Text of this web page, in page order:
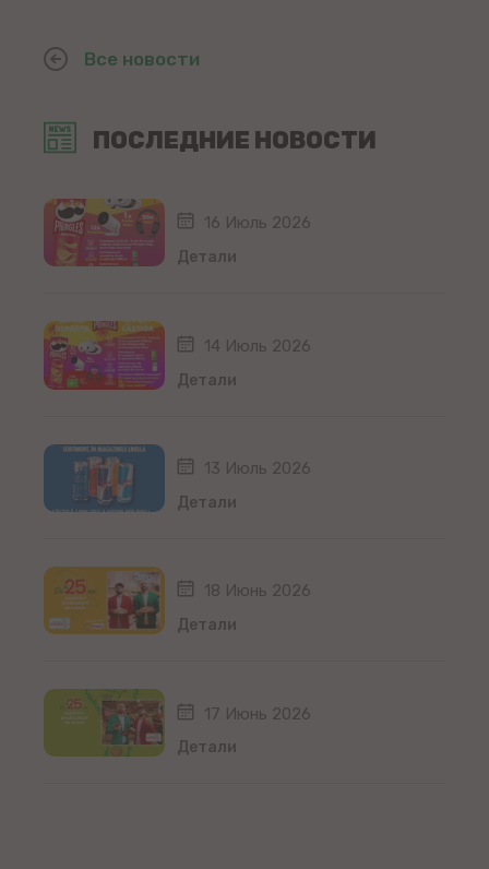
ПОСЛЕДНИЕ НОВОСТИ
16 Июль 2026
Детали
14 Июль 2026
Детали
13 Июль 2026
Детали
18 Июнь 2026
Детали
17 Июнь 2026
Детали
Все новости